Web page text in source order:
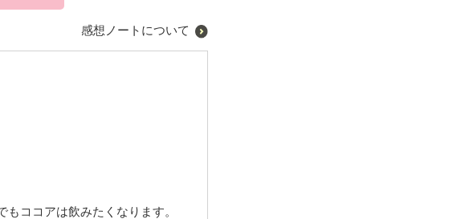
感想ノートについて
ココアは飲みたくなります。